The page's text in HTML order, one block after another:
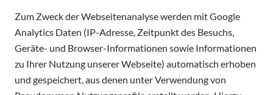
Zum Zweck der Webseitenanalyse werden mit Google
Analytics Daten (IP-Adresse, Zeitpunkt des Besuchs,
Geräte- und Browser-Informationen sowie Informationen
zu Ihrer Nutzung unserer Webseite) automatisch erhoben
und gespeichert, aus denen unter Verwendung von